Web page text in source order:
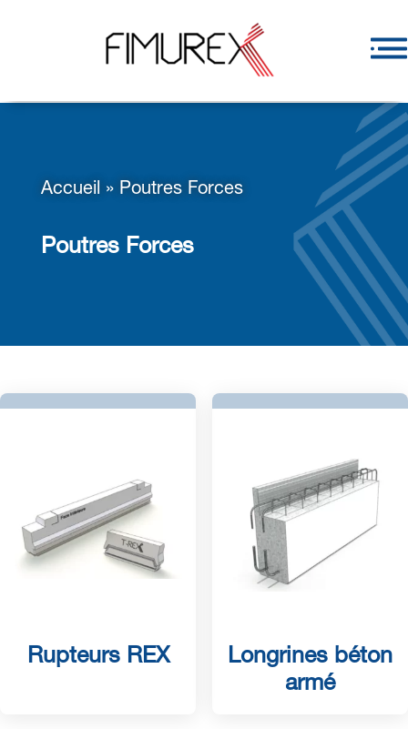
Accueil » Poutres Forces
Poutres Forces
Rupteurs REX
Longrines béton
armé